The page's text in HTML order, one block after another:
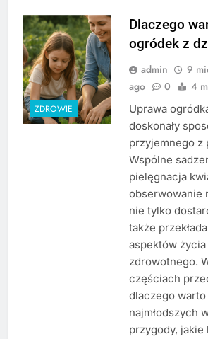
ZDROWIE
Dlaczego
ogródek z
admin
9
ago
0 4
Uprawa
doskonały
przyjemnego z
Wspólne
pielęgnacja
obserwowanie
nie tylko
także
aspektów
zdrowotnego.
częściach
dlaczego warto
najmłodszych
przygody, jakie